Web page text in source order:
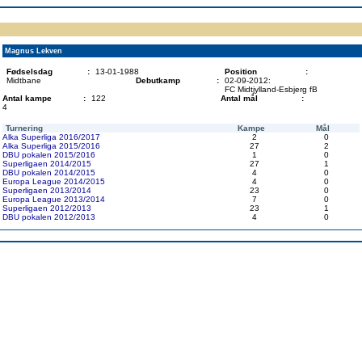
Magnus Lekven
Fødselsdag : 13-01-1988 Position
:
Midtbane
Debutkamp :
02-09-2012:
FC Midtjylland-Esbjerg fB
Antal kampe
: 122 Antal mål
:
4
Turnering Kampe
Mål
Alka Superliga 2016/2017
2
0
Alka Superliga 2015/2016
27
2
DBU pokalen 2015/2016
1
0
Superligaen 2014/2015
27
1
DBU pokalen 2014/2015
4
0
Europa League 2014/2015
4
0
Superligaen 2013/2014
23
0
Europa League 2013/2014
7
0
Superligaen 2012/2013
23
1
DBU pokalen 2012/2013
4 0